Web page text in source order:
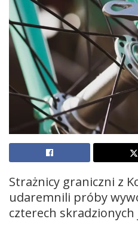
Strażnicy graniczni z
udaremnili próby
czterech